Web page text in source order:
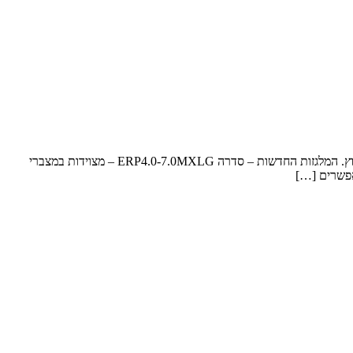
ייל משיקה מלגזות חשמליות בטווחי הרמה של 4-7 טון ייל (Yale) משיקה סדרת מלגזות חשמליות בקטגוריית ה-4-7 טון המיועדות למצע מעורב – פנים וחוץ. המלגזות החדשות – סדרה ERP4.0-7.0MXLG – מצוידות במצברי